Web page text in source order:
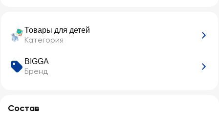
Товары для детей
Категория
BIGGA
Бренд
Состав